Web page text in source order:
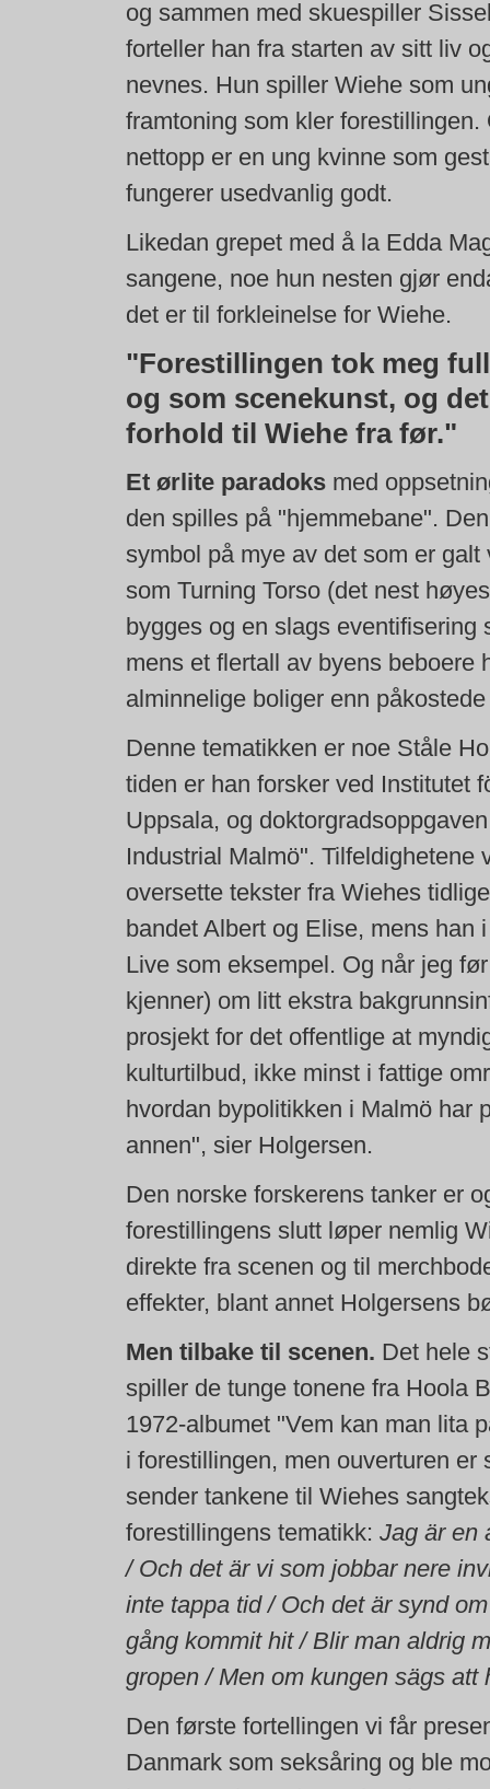
og sammen med skuespiller
forteller han fra starten av sitt liv
nevnes. Hun spiller Wiehe som
framtoning som kler
nettopp er en ung kvinne som
fungerer usedvanlig godt.
Likedan grepet med å la Edda
sangene, noe hun nesten gjør
det er til forkleinelse for Wiehe.
"Forestillingen tok meg
og som scenekunst, og
forhold til Wiehe fra før."
Et ørlite paradoks med
den spilles på "hjemmebane".
symbol på mye av det som er
som Turning Torso (det nest
bygges og en slags
mens et flertall av byens beboere
alminnelige boliger enn
Denne tematikken er noe Ståle
tiden er han forsker ved Institutet
Uppsala, og
Industrial Malmö".
oversette tekster fra Wiehes
bandet Albert og Elise, mens han
Live som eksempel. Og når jeg
kjenner) om litt ekstra
prosjekt for det offentlige at
kulturtilbud, ikke minst i fattige
hvordan bypolitikken i Malmö har
annen", sier Holgersen.
Den norske forskerens tanker er
forestillingens slutt løper nemlig
direkte fra scenen og til
effekter, blant annet Holgersens
Men tilbake til scenen. Det hele
spiller de tunge tonene fra Hoola
1972-albumet "Vem kan man lita
i forestillingen, men ouverturen
sender tankene til Wiehes
forestillingens tematikk: Jag är en
/ Och det är vi som jobbar nere
inte tappa tid / Och det är synd
gång kommit hit / Blir man aldrig
gropen / Men om kungen sägs att
Den første fortellingen vi får
Danmark som seksåring og ble